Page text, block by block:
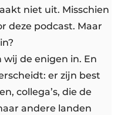
niet uit. Misschien
deze podcast. Maar
wij de enigen in. En
er zijn best
collega’s, die de
andere landen